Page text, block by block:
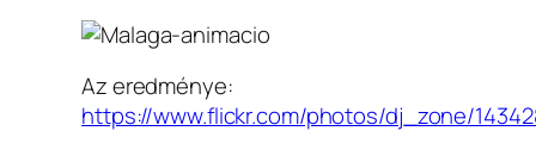
Az eredménye:
https://www.flickr.com/photos/dj_zone/